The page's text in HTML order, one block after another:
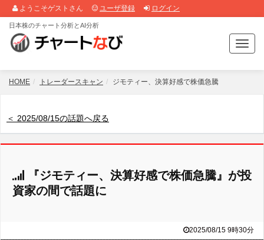
ようこそゲストさん ユーザ登録 ログイン
T
o
g
a
日本株のチャート分析とAI分析
HOME トレーダースキャン ジモティー、決算好感で株価急騰
＜ 2025/08/15の話題へ戻る
『ジモティー、決算好感で株価急騰』が投
資家の間で話題に
2025/08/15 9時30分